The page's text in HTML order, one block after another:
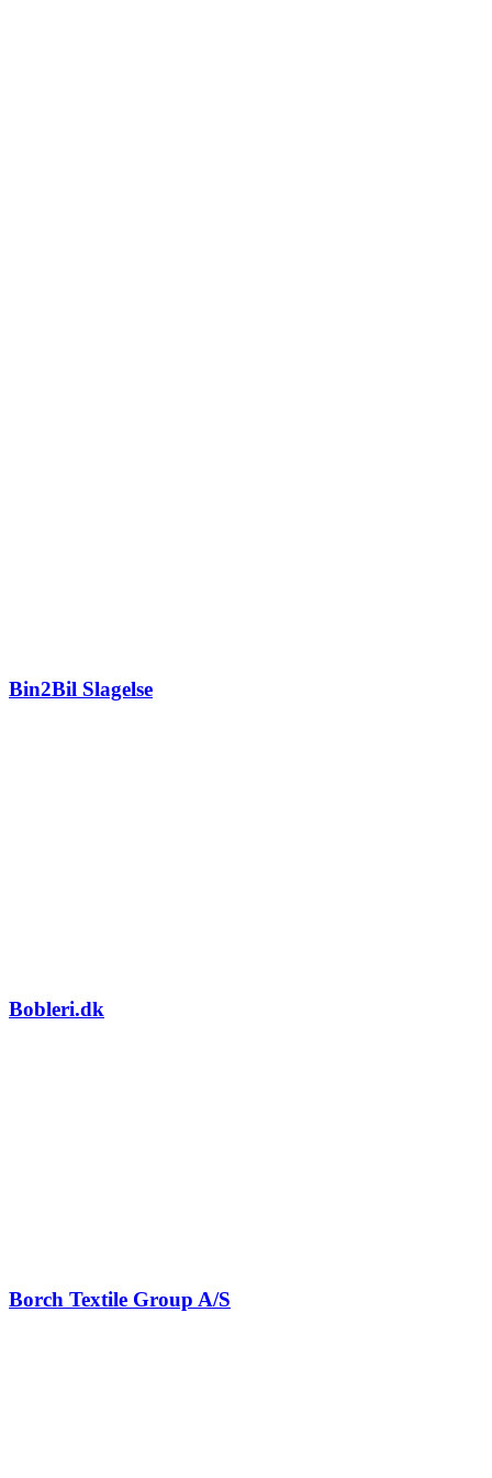
Bin2Bil Slagelse
Bobleri.dk
Borch Textile Group A/S